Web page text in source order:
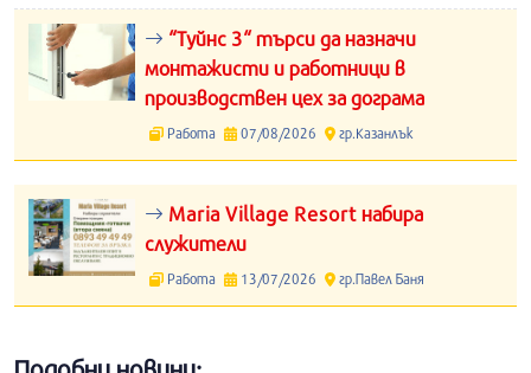
“Туйнс 3“ търси да назначи
монтажисти и работници в
производствен цех за дограма
Работа 07/08/2026 гр.Казанлък
Maria Village Resort набира
служители
Работа 13/07/2026 гр.Павел Баня